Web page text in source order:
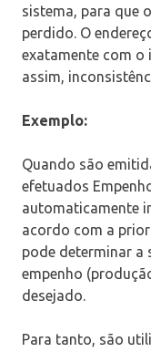
sistema, para que
perdido. O
exatamente com o
assim,
Exemplo:
Quando são
efetuados
automaticamente
acordo com a
pode determinar a
empenho
desejado.
Para tanto, são